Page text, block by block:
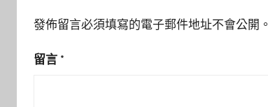
發佈留言必須填寫的電子郵件地址不會公開。
留言 *